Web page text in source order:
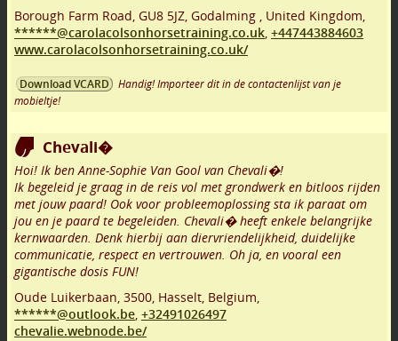
Borough Farm Road, GU8 5JZ, Godalming , United Kingdom,
******@carolacolsonhorsetraining.co.uk, +447443884603
www.carolacolsonhorsetraining.co.uk/
Download VCARD
Handig! Importeer dit in de contactenlijst van je
mobieltje!
Chevali�
Hoi! Ik ben Anne-Sophie Van Gool van Chevali�!
Ik begeleid je graag in de reis vol met grondwerk en bitloos rijden
met jouw paard! Ook voor probleemoplossing sta ik paraat om
jou en je paard te begeleiden. Chevali� heeft enkele belangrijke
kernwaarden. Denk hierbij aan diervriendelijkheid, duidelijke
communicatie, respect en vertrouwen. Oh ja, en vooral een
gigantische dosis FUN!
Oude Luikerbaan, 3500, Hasselt, Belgium,
******@outlook.be, +32491026497
chevalie.webnode.be/